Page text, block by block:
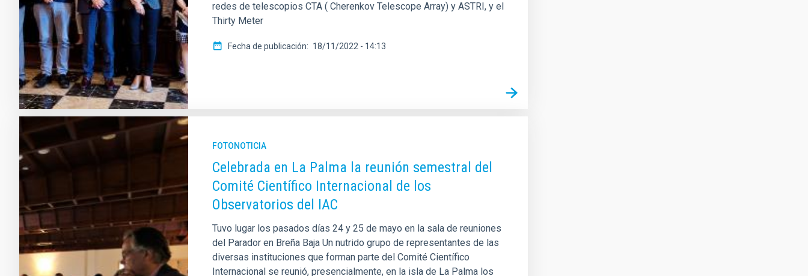
redes de telescopios CTA ( Cherenkov Telescope Array) y ASTRI, y el
Thirty Meter
Fecha de publicación 18/11/2022 - 14:13
FOTONOTICIA
Celebrada en La Palma la reunión semestral del
Comité Científico Internacional de los
Observatorios del IAC
Tuvo lugar los pasados días 24 y 25 de mayo en la sala de reuniones
del Parador en Breña Baja Un nutrido grupo de representantes de las
diversas instituciones que forman parte del Comité Científico
Internacional se reunió, presencialmente, en la isla de La Palma los